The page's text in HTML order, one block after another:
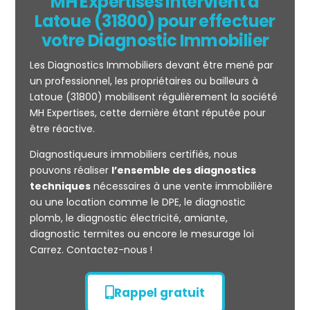
Mesurage
CARREZ
Latoue (31800) pour effectuer
votre Diagnostic Immobilier
Les Diagnostics Immobiliers devant être mené par
un professionnel, les propriétaires ou bailleurs à
Latoue (31800) mobilisent régulièrement la société
MH Expertises, cette dernière étant réputée pour
être réactive.
Diagnostiqueurs immobiliers certifiés, nous
pouvons réaliser l’ensemble des diagnostics
techniquesnécessaires à une vente immobilière
ou une location comme le DPE, le diagnostic
plomb, le diagnostic électricité, amiante,
diagnostic termites ou encore le mesurage loi
Carrez. Contactez-nous !
Rappel gratuit